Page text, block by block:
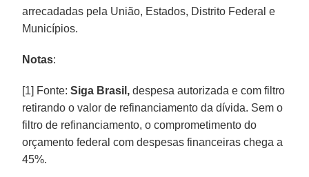
arrecadadas pela União, Estados, Distrito Federal e
Municípios.
Notas:
[1] Fonte:Siga Brasil, despesa autorizada e com filtro
retirando o valor de refinanciamento da dívida. Sem o
filtro de refinanciamento, o comprometimento do
orçamento federal com despesas financeiras chega a
45%.